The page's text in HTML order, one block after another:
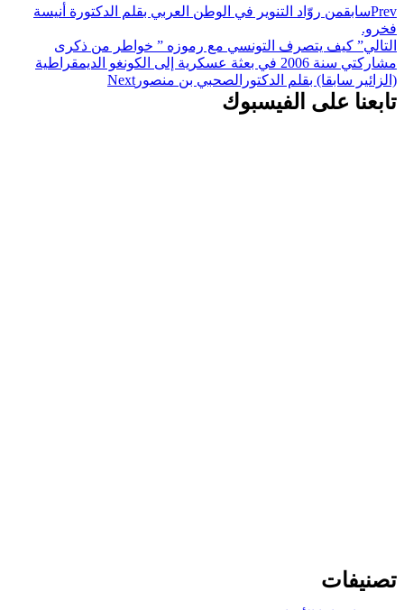
Prevسابقمن روّاد التنوير في الوطن العربي بقلم الدكتورة أنيسة
فخرو.
التالي” كيف يتصرف التونسي مع رموزه ” خواطر من ذكرى
مشاركتي سنة 2006 في بعثة عسكرية إلى الكونغو الديمقراطية
(الزائير سابقا) بقلم الدكتورالصحبي بن منصور Next
تابعنا على الفيسبوك
تصنيفات